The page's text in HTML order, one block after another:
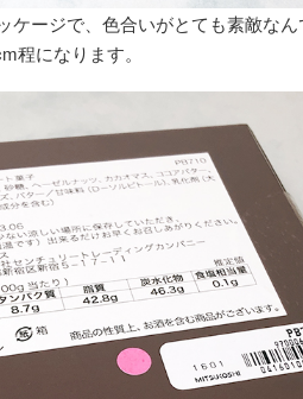
ケージで、色合いがとても素敵な
程になります。